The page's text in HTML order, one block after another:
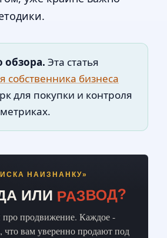
обзора. Эта статья
собственника бизнеса
для покупки и контроля
НАИЗНАНКУ»
ИЛИ РАЗВОД?
продвижение. Каждое -
что вам уверенно продают под